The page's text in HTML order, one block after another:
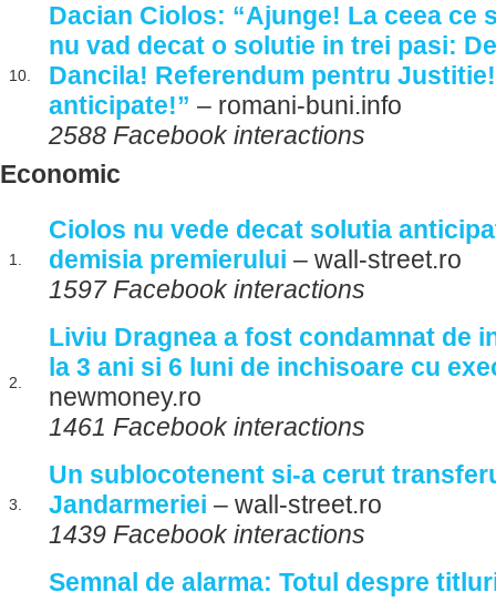
10.
Dacian Ciolos: “Ajunge! La ceea ce
nu vad decat o solutie in trei pasi:
Dancila! Referendum pentru
anticipate!” – romani-buni.info
2588 Facebook interactions
Economic
1.
Ciolos nu vede decat solutia
demisia premierului – wall-street.ro
1597 Facebook interactions
2.
Liviu Dragnea a fost condamnat de
la 3 ani si 6 luni de inchisoare cu
newmoney.ro
1461 Facebook interactions
3.
Un sublocotenent si-a cerut
Jandarmeriei – wall-street.ro
1439 Facebook interactions
Semnal de alarma: Totul despre